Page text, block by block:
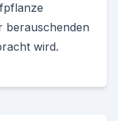
berauschenden
wird.